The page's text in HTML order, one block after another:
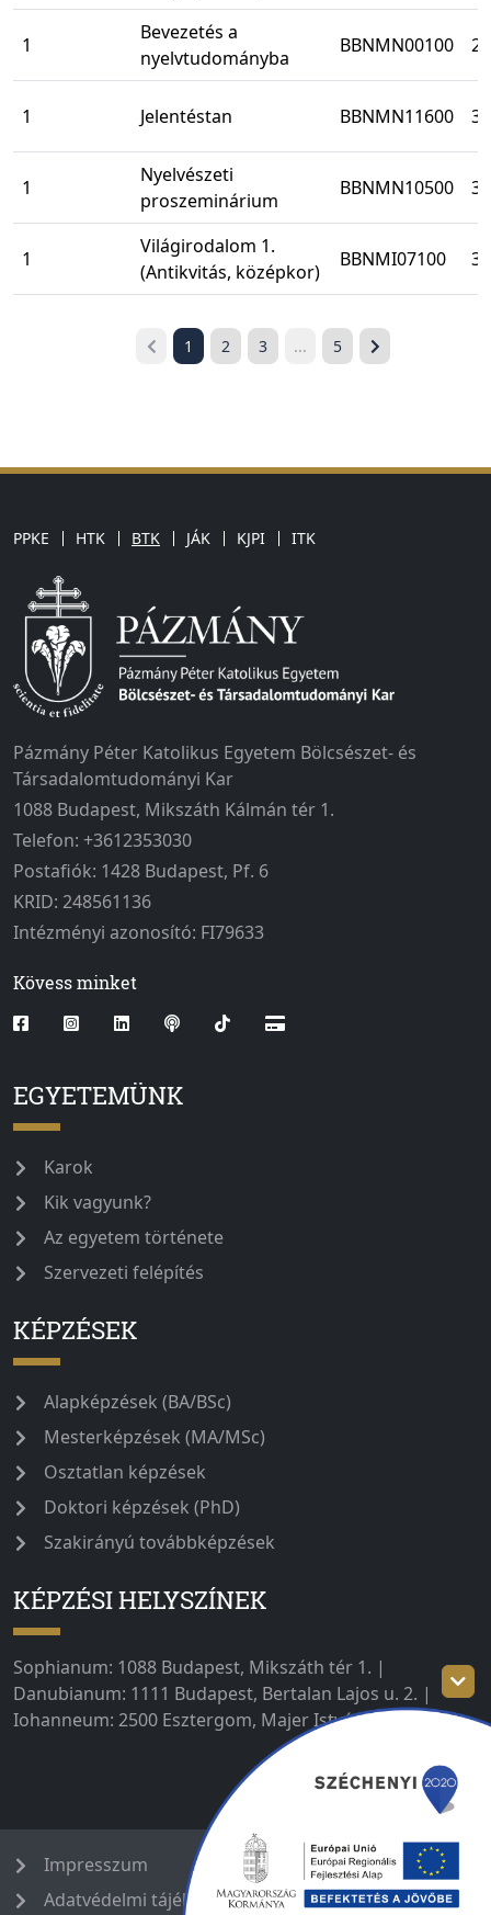
1
Bevezetés a
nyelvtudományba
BBNMN00100 2
1 Jelentéstan BBNMN11600 3
1
Nyelvészeti
proszeminárium
BBNMN10500 3
1
Világirodalom 1.
(Antikvitás, középkor)
BBNMI07100 3
1 2 3 ... 5
PPKE HTK BTK JÁK KJPI ITK
Pázmány Péter Katolikus Egyetem Bölcsészet- és
Társadalomtudományi Kar
1088 Budapest, Mikszáth Kálmán tér 1.
Telefon: +3612353030
Postafiók: 1428 Budapest, Pf. 6
KRID: 248561136
Intézményi azonosító: FI79633
Kövess minket
EGYETEMÜNK
Karok
Kik vagyunk?
Az egyetem története
Szervezeti felépítés
KÉPZÉSEK
Alapképzések (BA/BSc)
Mesterképzések (MA/MSc)
Osztatlan képzések
Doktori képzések (PhD)
Szakirányú továbbképzések
KÉPZÉSI HELYSZÍNEK
Sophianum: 1088 Budapest, Mikszáth tér 1. |
Danubianum: 1111 Budapest, Bertalan Lajos u. 2. |
Iohanneum: 2500 Esztergom, Majer István út 1–3.
Impresszum
Adatvédelmi tájékoztató